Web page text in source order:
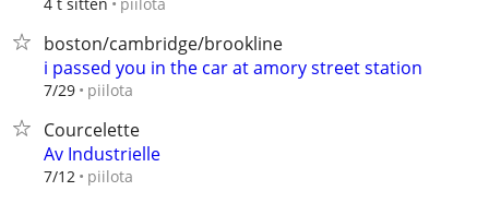
boston/cambridge/brookline
i passed you in the car at amory street station
7/29 piilota
Courcelette
Av Industrielle
7/12 piilota